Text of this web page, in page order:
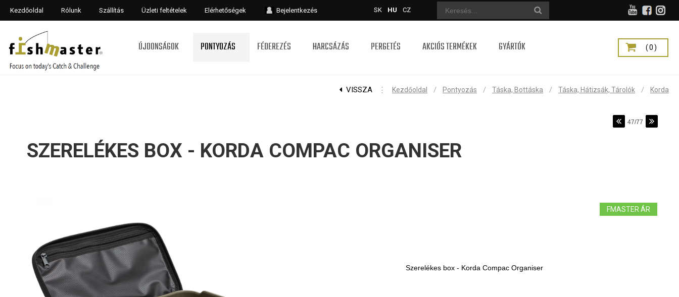
SK HU CZ
Kezdőoldal Rólunk Szállítás Üzleti feltételek Elérhetőségek Bejelentkezés
ÚJDONSÁGOK PONTYOZÁS FÉDEREZÉS HARCSÁZÁS PERGETÉS AKCIÓS TERMÉKEK GYÁRTÓK (0)
VISSZA ⋮ Kezdőoldal / Pontyozás / Táska, Bottáska / Táska, Hátizsák, Tárolók / Korda
47/77
SZERELÉKES BOX - KORDA COMPAC ORGANISER
FMASTER ÁR
Szerelékes box - Korda Compac Organiser